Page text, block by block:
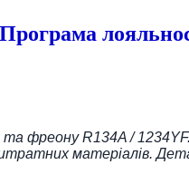
Програма
фреону R134A /
матеріалів.